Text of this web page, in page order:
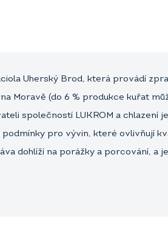
Uherský Brod, která provádí
Moravě (do 6 % produkce kuřat
společností LUKROM a
pro vývin, které ovlivňují
dohlíží na porážky a porcování, a